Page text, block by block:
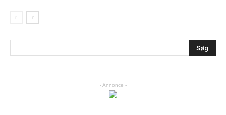
- Annonce -